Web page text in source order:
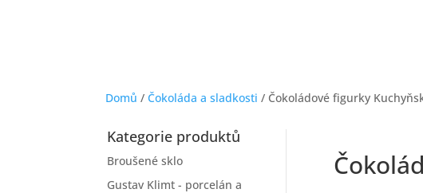
Domů / Čokoláda a sladkosti / Čokoládové figurky
Kategorie produktů
Broušené sklo
Gustav Klimt - porcelán a